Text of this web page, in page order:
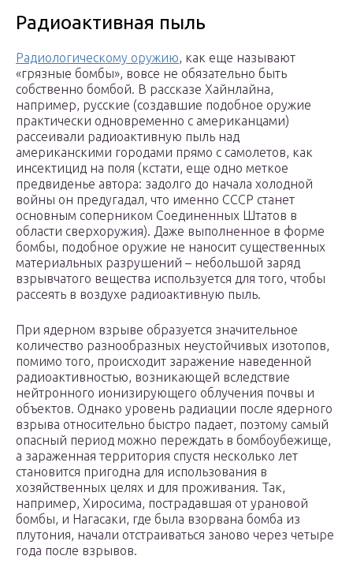
Радиоактивная пыль
Радиологическому оружию, как еще называют
«грязные бомбы», вовсе не обязательно быть
собственно бомбой. В рассказе Хайнлайна,
например, русские (создавшие подобное оружие
практически одновременно с американцами)
рассеивали радиоактивную пыль над
американскими городами прямо с самолетов, как
инсектицид на поля (кстати, еще одно меткое
предвиденье автора: задолго до начала холодной
войны он предугадал, что именно СССР станет
основным соперником Соединенных Штатов в
области сверхоружия). Даже выполненное в форме
бомбы, подобное оружие не наносит существенных
материальных разрушений – небольшой заряд
взрывчатого вещества используется для того, чтобы
рассеять в воздухе радиоактивную пыль.
При ядерном взрыве образуется значительное
количество разнообразных неустойчивых изотопов,
помимо того, происходит заражение наведенной
радиоактивностью, возникающей вследствие
нейтронного ионизирующего облучения почвы и
объектов. Однако уровень радиации после ядерного
взрыва относительно быстро падает, поэтому самый
опасный период можно переждать в бомбоубежище,
а зараженная территория спустя несколько лет
становится пригодна для использования в
хозяйственных целях и для проживания. Так,
например, Хиросима, пострадавшая от урановой
бомбы, и Нагасаки, где была взорвана бомба из
плутония, начали отстраиваться заново через четыре
года после взрывов.